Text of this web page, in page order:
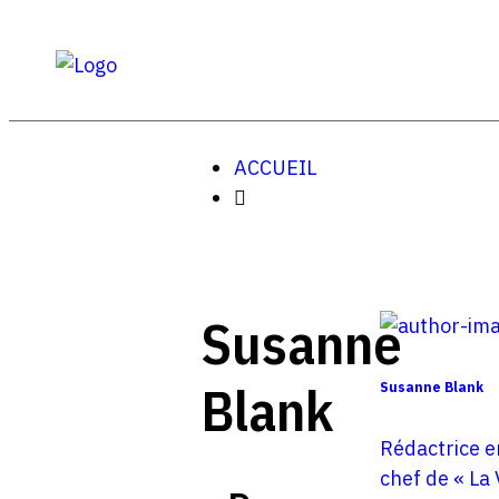
ACCUEIL
Susanne
Blank
Susanne Blank
Rédactrice
chef de « La